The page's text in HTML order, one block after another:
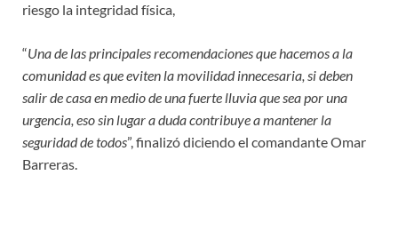
riesgo la integridad física,
“Una de las principales recomendaciones que hacemos a la
comunidad es que eviten la movilidad innecesaria, si deben
salir de casa en medio de una fuerte lluvia que sea por una
urgencia, eso sin lugar a duda contribuye a mantener la
seguridad de todos”, finalizó diciendo el comandante Omar
Barreras.